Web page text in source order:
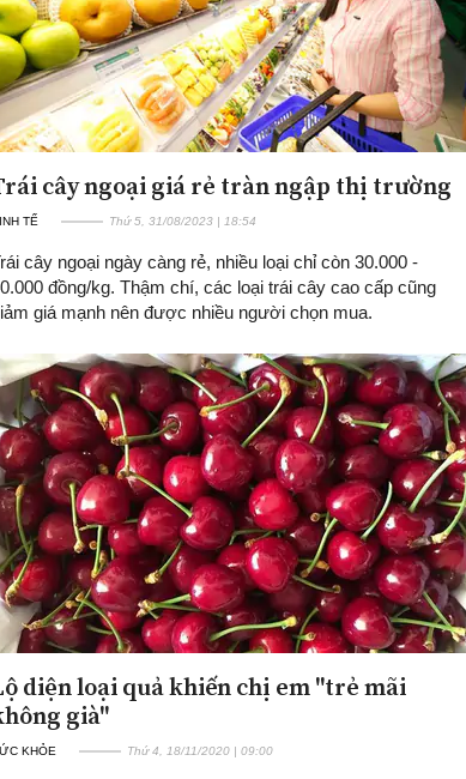
cây ngoại giá rẻ tràn ngập thị trường
TẾ Thứ 5, 31/08/2023 | 18:54
cây ngoại ngày càng rẻ, nhiều loại chỉ còn 30.000 -
đồng/kg. Thậm chí, các loại trái cây cao cấp cũng
giá mạnh nên được nhiều người chọn mua.
diện loại quả khiến chị em "trẻ mãi
già"
KHỎE Thứ 4, 18/11/2020 | 09:00